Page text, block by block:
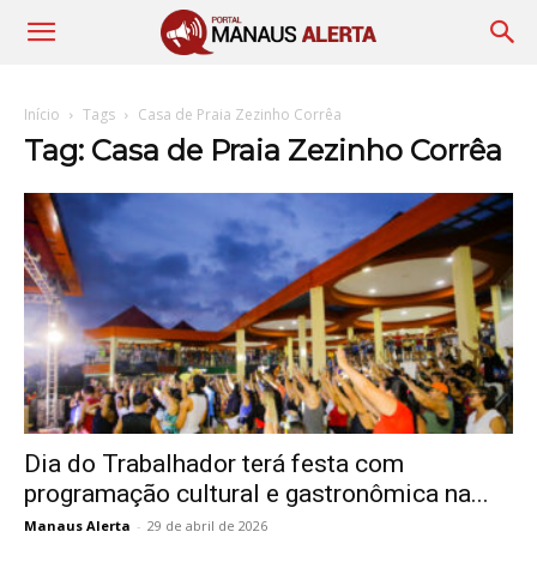
Início Tags Casa de Praia Zezinho Corrêa
Tag: Casa de Praia Zezinho Corrêa
Dia do Trabalhador terá festa com
programação cultural e gastronômica na...
Manaus Alerta - 29 de abril de 2026